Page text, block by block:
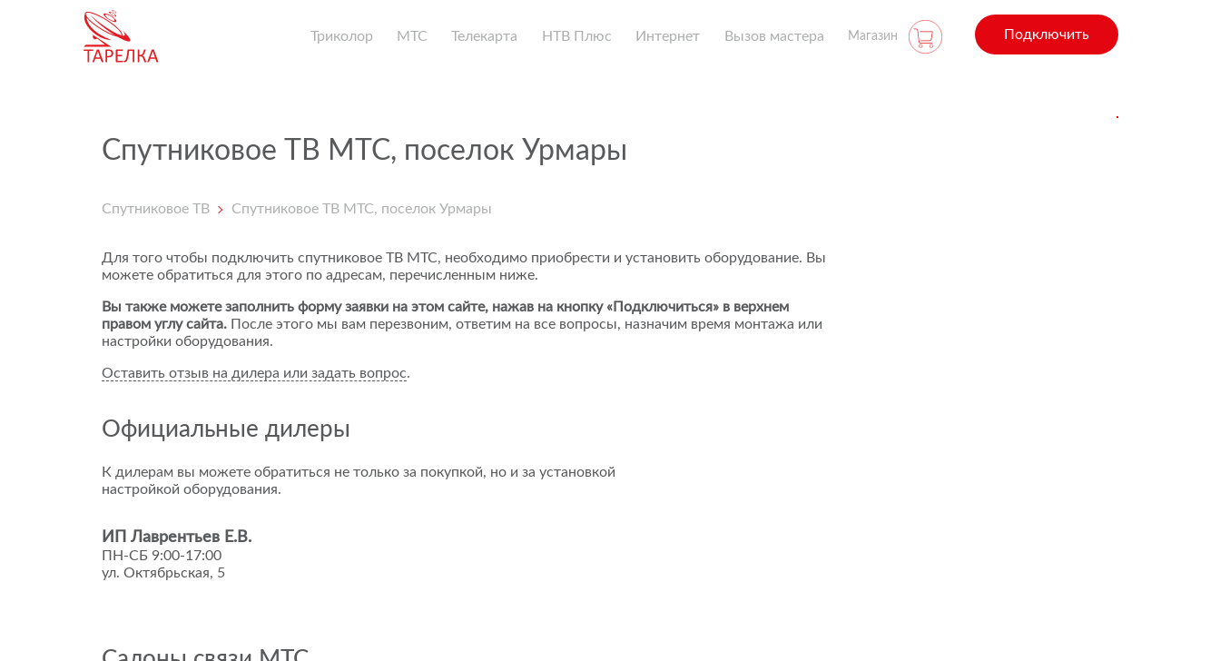
Триколор МТС Телекарта НТВ Плюс Интернет Вызов мастера Магазин Подключить
Спутниковое ТВ МТС, поселок Урмары
Спутниковое ТВ Спутниковое ТВ МТС, поселок Урмары
Для того чтобы подключить спутниковое ТВ МТС, необходимо приобрести и установить оборудование. Вы
можете обратиться для этого по адресам, перечисленным ниже.
Вы также можете заполнить форму заявки на этом сайте, нажав на кнопку «Подключиться» в верхнем
правом углу сайта. После этого мы вам перезвоним, ответим на все вопросы, назначим время монтажа или
настройки оборудования.
Оставить отзыв на дилера или задать вопрос.
Официальные дилеры
К дилерам вы можете обратиться не только за покупкой, но и за установкой
настройкой оборудования.
ИП Лаврентьев Е.В.
ПН-СБ 9:00-17:00
ул. Октябрьская, 5